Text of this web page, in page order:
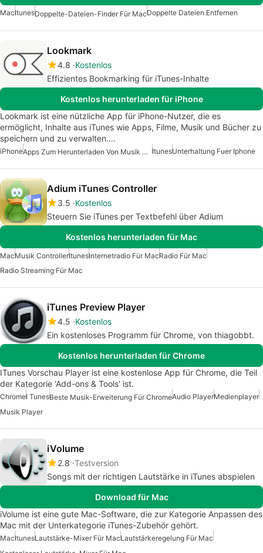
MacItunesDoppelte-Dateien-Finder Für MacDoppelte Dateien Entfernen
Lookmark
4.8 Kostenlos
Effizientes Bookmarking für iTunes-Inhalte
Kostenlos herunterladen für iPhone
Lookmark ist eine nützliche App für iPhone-Nutzer, die es
ermöglicht, Inhalte aus iTunes wie Apps, Filme, Musik und Bücher zu
speichern und zu verwalten.…
iPhone Apps Zum Herunterladen Von Musik Und Filmen ItunesUnterhaltung Fuer Iphone
Adium iTunes Controller
3.5 Kostenlos
Steuern Sie iTunes per Textbefehl über Adium
Kostenlos herunterladen für Mac
MacMusik ControllerItunesInternetradio Für MacRadio Für Mac
Radio Streaming Für Mac
iTunes Preview Player
4.5 Kostenlos
Ein kostenloses Programm für Chrome, von thiagobbt.
Kostenlos herunterladen für Chrome
ITunes Vorschau Player ist eine kostenlose App für Chrome, die Teil
der Kategorie 'Add-ons & Tools' ist.
ChromeI TunesBeste Musik-Erweiterung Für ChromeAudio PlayerMedienplayer
Musik Player
iVolume
2.8 Testversion
Songs mit der richtigen Lautstärke in iTunes abspielen
Download für Mac
iVolume ist eine gute Mac-Software, die zur Kategorie Anpassen des
Mac mit der Unterkategorie iTunes-Zubehör gehört.
MacItunesLautstärke-Mixer Für MacLautstärkeregelung Für Mac